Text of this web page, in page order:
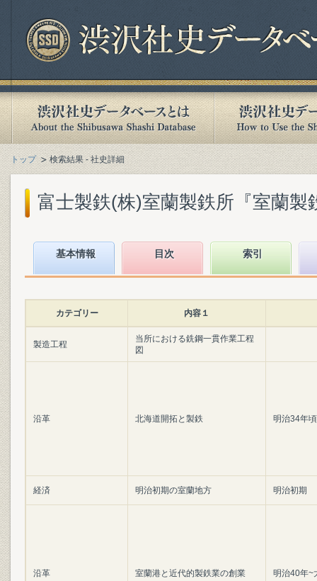
トップ 検索結果 - 社史詳細
富士製鉄(株)室蘭製鉄所『室蘭製
基本情報 目次 索引
カテゴリー 内容１
製造工程
当所における銑鋼一貫作業工程
図
沿革 北海道開拓と製鉄 明治34年
経済 明治初期の室蘭地方 明治初期
沿革 室蘭港と近代的製鉄業の創業 明治40年~